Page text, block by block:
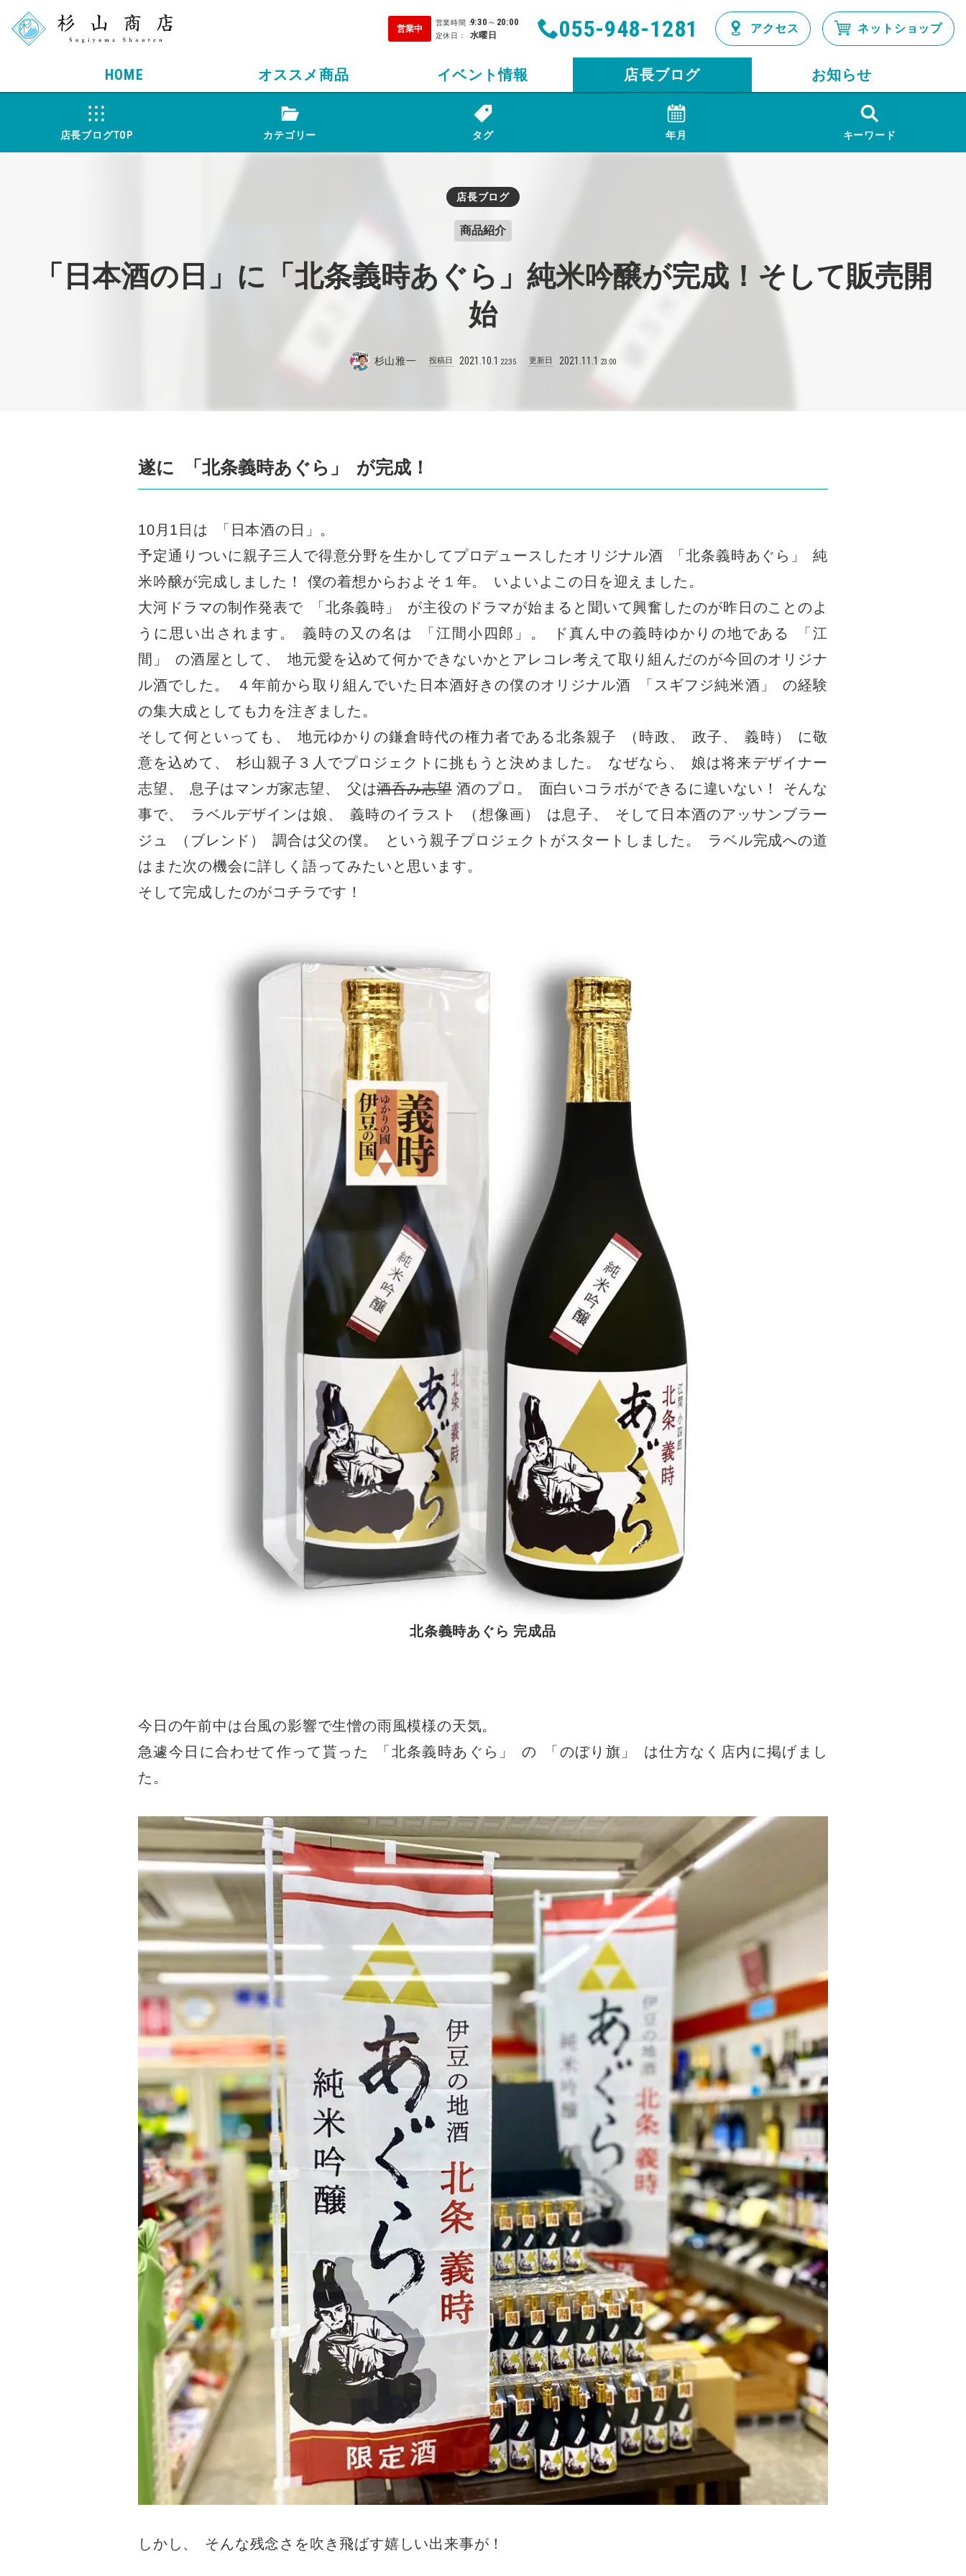
営業中
営業時間：9:30 ～ 20:00
定休日： 水曜日 055-948-1281 アクセス ネットショップ
HOME オススメ商品 イベント情報 店長ブログ お知らせ
店長ブログTOP カテゴリー タグ 年月 キーワード
店長ブログ
商品紹介
「日本酒の日」に「北条義時あぐら」純米吟醸が完成！そして販売開
始
杉山雅一 投稿日 2021 .10 .1 22:35 更新日 2021 11 1 23:00
遂に 「北条義時あぐら 」 が完成！
10月1日は 「 日本酒の日 」。
予定通りついに親子三人で得意分野を生かしてプロデュースしたオリジナル酒
「北条義時あぐら 」
純
米吟醸が完成しました！ 僕の着想からおよそ１年。 いよいよこの日を迎えました 。
大河ドラマの制作発表で
「北条義時 」
が主役のドラマが始まると聞いて興奮したのが昨日のことのよ
うに思い出されます 。 義時の又の名は 「江間小四郎 」。 ド真ん中の義時ゆかりの地である 「江
間 」 の酒屋として 、
地元愛を込めて何かできないかとアレコレ考えて取り組んだのが今回のオリジナ
ル酒でした 。 ４年前から取り組んでいた日本酒好きの僕のオリジナル酒 「 スギフジ純米酒 」
の経験
の集大成としても力を注ぎました 。
そして何といっても 、 地元ゆかりの鎌倉時代の権力者である北条親子 （ 時政、 政子、 義時）
に敬
意を込めて 、 杉山親子３人でプロジェクトに挑もうと決めました 。 なぜなら 、
娘は将来デザイナー
志望、 息子はマンガ家志望、 父は酒呑み志望酒のプロ 。
面白いコラボができるに違いない！ そんな
事で、 ラベルデザインは娘、 義時のイラスト （ 想像画） は息子、
そして日本酒のアッサンブラー
ジュ
（ ブレンド ） 調合は父の僕。 という親子プロジェクトがスタートしました 。
ラベル完成への道
はまた次の機会に詳しく語ってみたいと思います。
そして完成したのがコチラです！
北条義時あぐら 完成品
今日の午前中は台風の影響で生憎の雨風模様の天気。
急遽今日に合わせて作って貰った
「北条義時あぐら 」 の 「のぼり旗 」
は仕方なく店内に掲げまし
た 。
しかし 、 そんな残念さを吹き飛ばす嬉しい出来事が！